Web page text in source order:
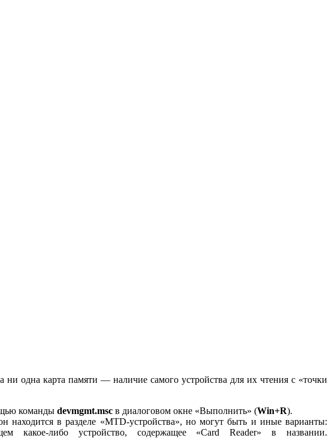
одна карта памяти — наличие самого устройства для их чтения с «точки
команды devmgmt.msc в диалоговом окне «Выполнить» (Win+R).
в разделе «MTD-устройства», но могут быть и иные варианты:
какое-либо устройство, содержащее «Card Reader» в названии.